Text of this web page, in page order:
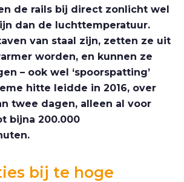
de rails bij direct zonlicht wel
dan de luchttemperatuur.
van staal zijn, zetten ze uit
worden, en kunnen ze
– ook wel ‘spoorspatting’
hitte leidde in 2016, over
twee dagen, alleen al voor
bijna 200.000
bij te hoge